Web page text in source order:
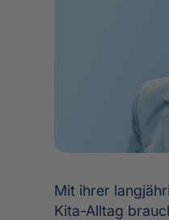
Mit ihrer
Kita-Alltag